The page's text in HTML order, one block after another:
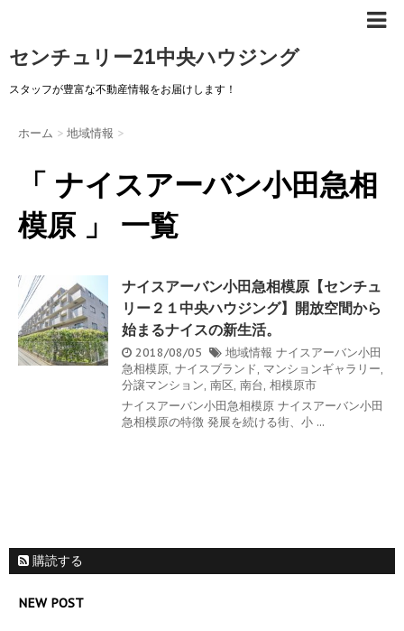
センチュリー21中央ハウジング
スタッフが豊富な不動産情報をお届けします！
ホーム > 地域情報 >
「 ナイスアーバン小田急相
模原 」 一覧
ナイスアーバン小田急相模原【センチュ
リー２１中央ハウジング】開放空間から
始まるナイスの新生活。
2018/08/05 地域情報 ナイスアーバン小田
急相模原, ナイスブランド, マンションギャラリー,
分譲マンション, 南区, 南台, 相模原市
ナイスアーバン小田急相模原 ナイスアーバン小田
急相模原の特徴 発展を続ける街、小 ...
購読する
NEW POST